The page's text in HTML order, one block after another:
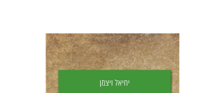
יחיאל ויצמן
יפעת וייס